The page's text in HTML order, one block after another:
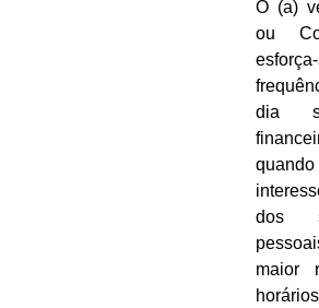
O (a)
ou
dia
dos
maior